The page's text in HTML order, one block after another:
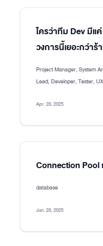
ใครว่าทีม Dev มีแ
วงการนี้เยอะกว่า
Project Manager, System
Lead, Developer, Tester,
Apr. 23, 2025
Connection
database
Jan. 23, 2025